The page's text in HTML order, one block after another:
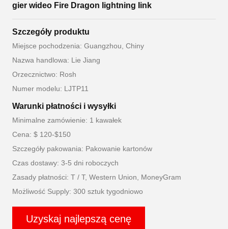
gier wideo Fire Dragon Iightning Iink
Szczegóły produktu
Miejsce pochodzenia: Guangzhou, Chiny
Nazwa handlowa: Lie Jiang
Orzecznictwo: Rosh
Numer modelu: LJTP11
Warunki płatności i wysyłki
Minimalne zamówienie: 1 kawałek
Cena: $ 120-$150
Szczegóły pakowania: Pakowanie kartonów
Czas dostawy: 3-5 dni roboczych
Zasady płatności: T / T, Western Union, MoneyGram
Możliwość Supply: 300 sztuk tygodniowo
Uzyskaj najlepszą cenę